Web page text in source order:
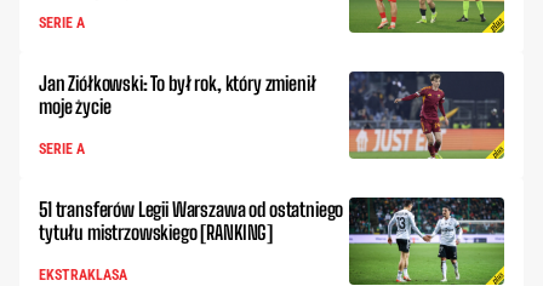
SERIE A
Jan Ziółkowski: To był rok, który zmienił
moje życie
SERIE A
51 transferów Legii Warszawa od ostatniego
tytułu mistrzowskiego [RANKING]
EKSTRAKLASA